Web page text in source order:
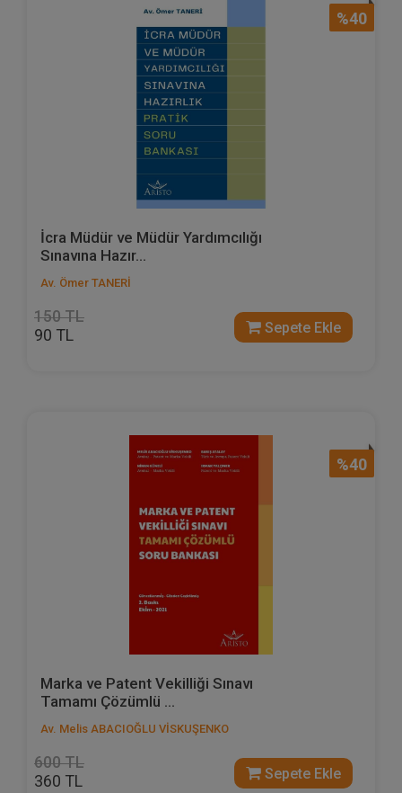
%40
İcra Müdür ve Müdür Yardımcılığı
Sınavına Hazır...
Av. Ömer TANERİ
150 TL
90 TL Sepete Ekle
%40
Marka ve Patent Vekilliği Sınavı
Tamamı Çözümlü ...
Av. Melis ABACIOĞLU VİSKUŞENKO
600 TL
360 TL Sepete Ekle